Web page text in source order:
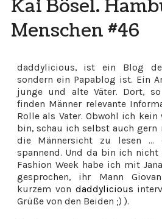
Kai Bösel.
Menschen #46
daddylicious, ist ein Blog
sondern ein Papablog ist. Ein
junge und alte Väter. Dort,
finden Männer relevante
Rolle als Vater. Obwohl ich kein
bin, schau ich selbst auch gern
die Männersicht zu lesen
spannend. Und da bin ich
Fashion Week habe ich mit
gesprochen, ihr Mann
kurzem von daddylicious
Grüße von den Beiden ;) ).